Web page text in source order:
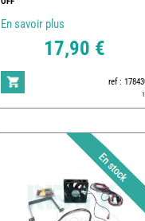
En savoir plus
17,90 €
ref :